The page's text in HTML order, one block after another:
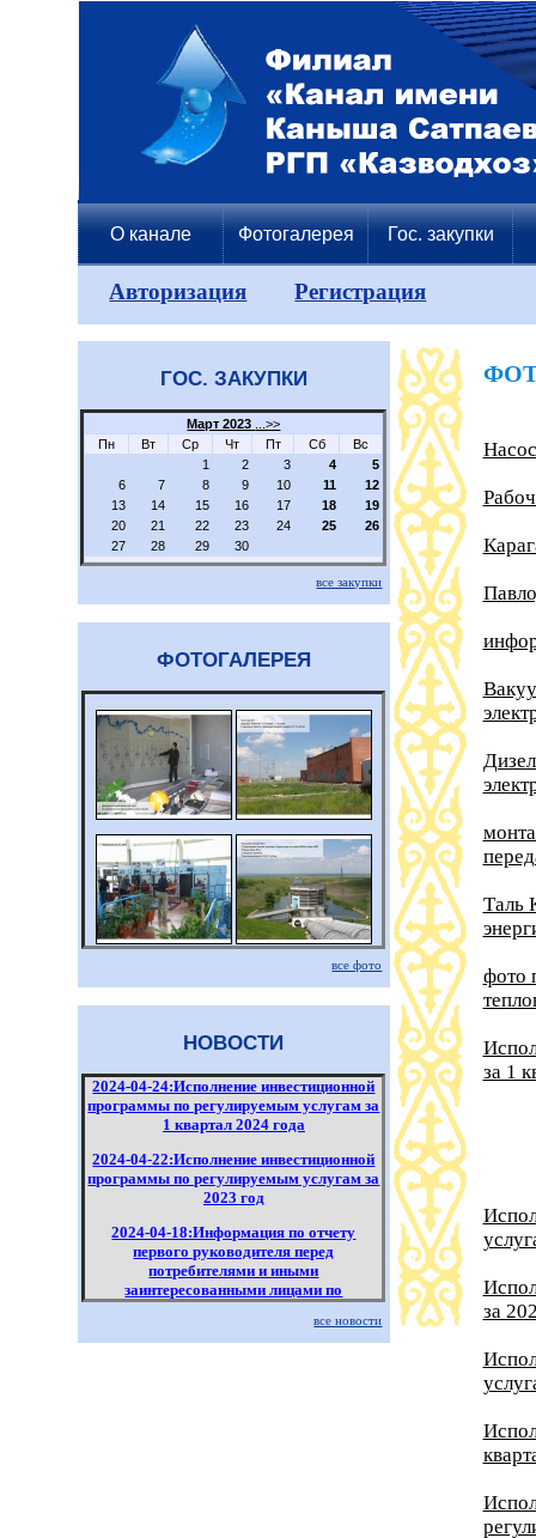
О канале Фотогалерея Гос. закупки
Авторизация Регистрация
ГОС. ЗАКУПКИ
Март 2023
...>>
Пн
Вт Ср Чт Пт Сб
Вс
1
2 3 4
5
6
7 8 9 10 11
12
13
14 15 16 17 18
19
20
21 22 23 24 25
26
27
28 29 30
все закупки
ФОТОГАЛЕРЕЯ
все фото
НОВОСТИ
2024-04-24:Исполнение инвестиционной
программы по регулируемым услугам за
1 квартал 2024 года
2024-04-22:Исполнение инвестиционной
программы по регулируемым услугам за
2023 год
2024-04-18:Информация по отчету
первого руководителя перед
потребителями и иными
заинтересованными лицами по
регулируемым услугам за 2023 год.
2024-01-26:Исполнение инвестиционной
все новости
Таль
фото
за 1
за